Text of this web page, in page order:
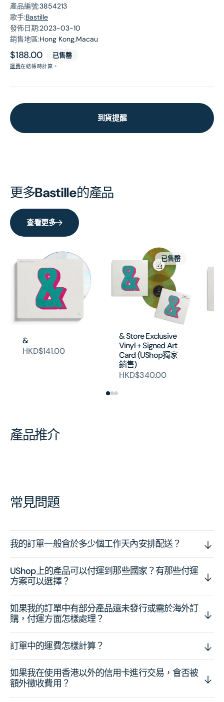
產品編號:3854213
歌手:Bastille
發佈日期:2023-03-10
銷售地區:Hong Kong,Macau
原
價
$188.00 已售罄
運費在結帳時計算。
到貨提醒
更多Bastille的產品
查看更多
&
HKD$141.00
& Store Exclusive
Vinyl + Signed Art
Card (UShop獨家
銷售)
HKD$340.00
已售罄
產品推介
常見問題
我的訂單一般會於多少個工作天內安排配送？
UShop上的產品可以付運到那些國家？有那些付運
方案可以選擇？
如果我的訂單中有部分產品還未發行或需於海外訂
購，付運方面怎樣處理？
訂單中的運費怎樣計算？
如果我在使用香港以外的信用卡進行交易，會否被
額外徵收費用？